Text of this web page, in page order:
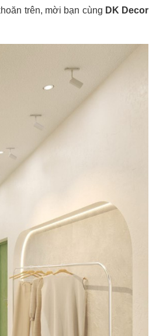
trên, mời bạn cùng DK Decor